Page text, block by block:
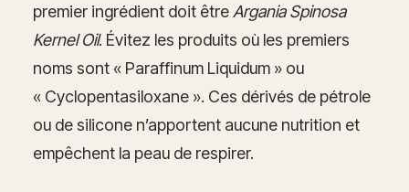
premier ingrédient doit être Argania Spinosa
Kernel Oil. Évitez les produits où les premiers
noms sont « Paraffinum Liquidum » ou
« Cyclopentasiloxane ». Ces dérivés de pétrole
ou de silicone n’apportent aucune nutrition et
empêchent la peau de respirer.